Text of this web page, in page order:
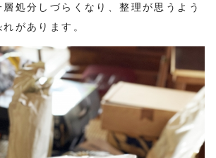
処分しづらくなり、整理が思うよう
があります。